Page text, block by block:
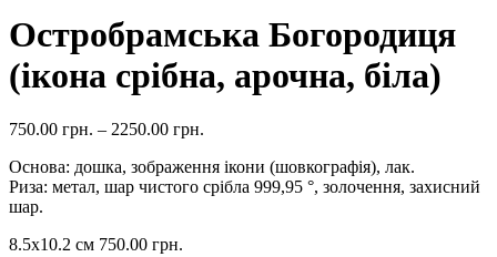
Остробрамська Богородиця
(ікона срібна, арочна, біла)
750.00 грн. – 2250.00 грн.
Основа: дошка, зображення ікони (шовкографія), лак.
Риза: метал, шар чистого срібла 999,95 °, золочення, захисний
шар.
8.5х10.2 см 750.00 грн.